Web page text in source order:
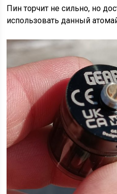
Пин торчит не сильно, но
использовать данный